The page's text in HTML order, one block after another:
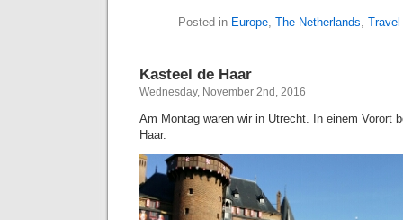
Posted in Europe, The Netherlands, Travel
Kasteel de Haar
Wednesday, November 2nd, 2016
Am Montag waren wir in Utrecht. In einem Vorort
Haar.